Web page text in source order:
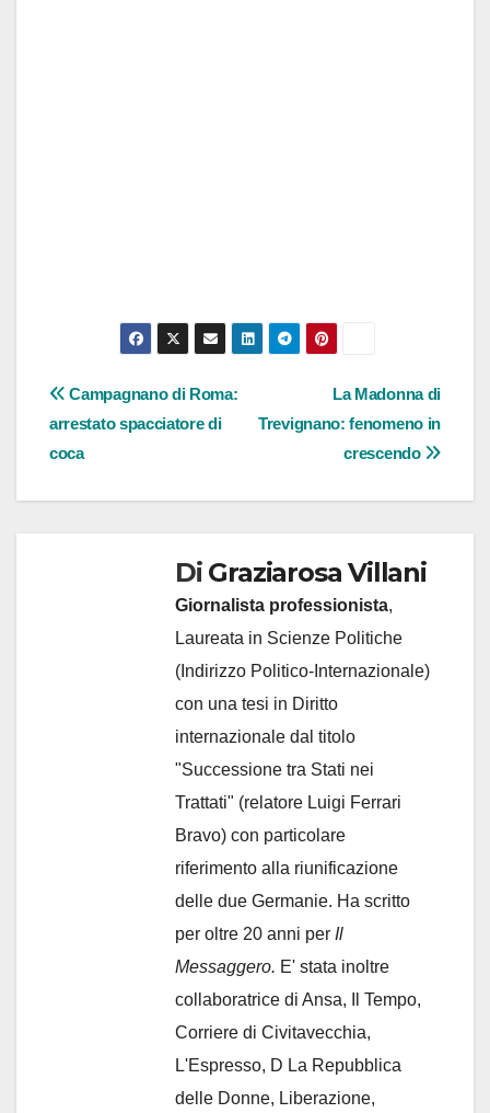
Navigazione
articoli
La Madonna di
Trevignano: fenomeno in
crescendo
Campagnano di Roma:
arrestato spacciatore di
coca
Di Graziarosa Villani
Giornalista professionista,
Laureata in Scienze Politiche
(Indirizzo Politico-Internazionale)
con una tesi in Diritto
internazionale dal titolo
"Successione tra Stati nei
Trattati" (relatore Luigi Ferrari
Bravo) con particolare
riferimento alla riunificazione
delle due Germanie. Ha scritto
per oltre 20 anni per Il
Messaggero. E' stata inoltre
collaboratrice di Ansa, Il Tempo,
Corriere di Civitavecchia,
L'Espresso, D La Repubblica
delle Donne, Liberazione,